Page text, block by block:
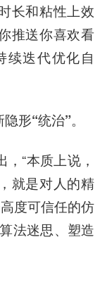
长和粘性上效
推送你喜欢看
续迭代优化自
形“统治”。
“本质上说，
就是对人的精
度可信任的仿
法迷思、塑造